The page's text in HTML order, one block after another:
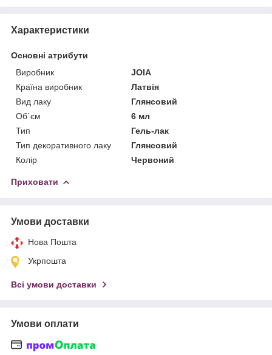
Характеристики
Основні атрибути
Виробник
JOIA
Країна виробник
Латвія
Вид лаку
Глянсовий
Об`єм
6 мл
Тип
Гель-лак
Тип декоративного лаку
Глянсовий
Колір
Червоний
Приховати
Умови доставки
Нова Пошта
Укрпошта
Всі умови доставки
Умови оплати